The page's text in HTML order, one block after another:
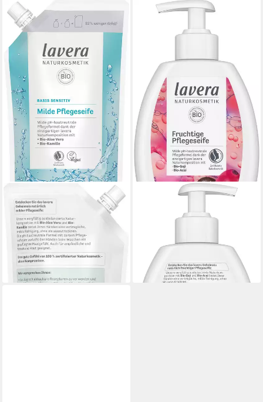
Handseife Nachfüllbeutel
basis sensitive milde
Pflegeseife, 1-tlg.
ab 4,99 €
(1,00 €/ 100 ml)
lieferbar - in 2-3 Werktagen bei dir
Pflegeseife, 1-tlg.
(1,44 €/ 100 ml)
lieferbar - in 2-3 Werktagen bei dir